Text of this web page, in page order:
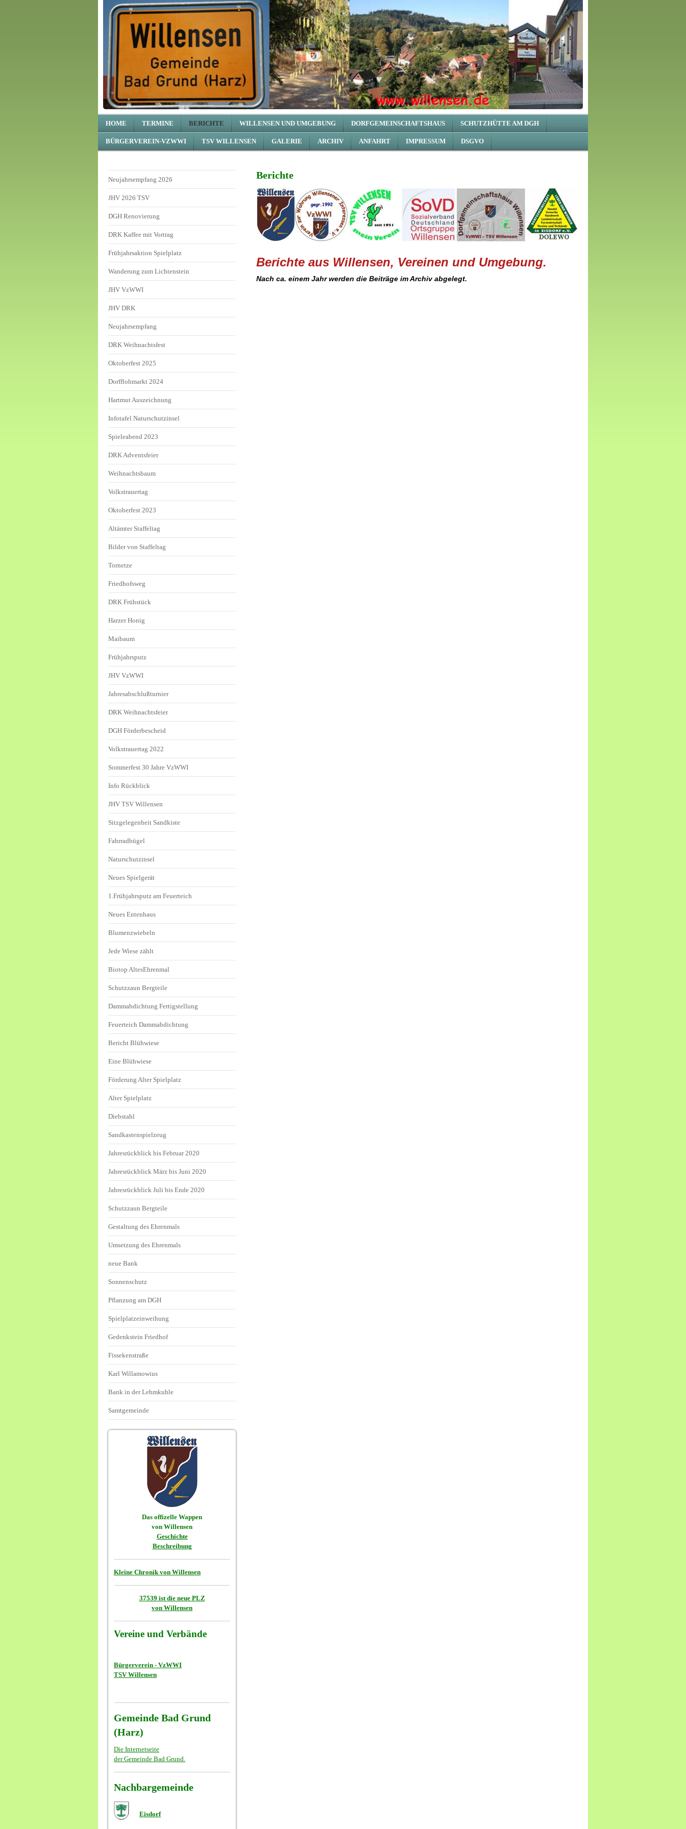
HOME TERMINE BERICHTE WILLENSEN UND UMGEBUNG DORFGEMEINSCHAFTSHAUS SCHUTZHÜTTE AM DGH
BÜRGERVEREIN-VZWWI TSV WILLENSEN GALERIE ARCHIV ANFAHRT IMPRESSUM DSGVO
Neujahrsempfang 2026
JHV 2026 TSV
DGH Renovierung
DRK Kaffee mit Vortrag
Frühjahrsaktion Spielplatz
Wanderung zum Lichtenstein
JHV VzWWI
JHV DRK
Neujahrsempfang
DRK Weihnachtsfest
Oktoberfest 2025
Dorfflohmarkt 2024
Hartmut Auszeichnung
Infotafel Naturschutzinsel
Spieleabend 2023
DRK Adventsfeier
Weihnachtsbaum
Volkstrauertag
Oktoberfest 2023
Altämter Staffeltag
Bilder von Staffeltag
Tornetze
Friedhofsweg
DRK Frühstück
Harzer Honig
Maibaum
Frühjahrsputz
JHV VzWWI
Jahresabschlußturnier
DRK Weihnachtsfeier
DGH Förderbescheid
Volkstrauertag 2022
Sommerfest 30 Jahre VzWWI
Info Rückblick
JHV TSV Willensen
Sitzgelegenheit Sandkiste
Fahrradbügel
Naturschutzinsel
Neues Spielgerät
1.Frühjahrsputz am Feuerteich
Neues Entenhaus
Blumenzwiebeln
Jede Wiese zählt
Biotop AltesEhrenmal
Schutzzaun Bergteile
Dammabdichtung Fertigstellung
Feuerteich Dammabdichtung
Bericht Blühwiese
Eine Blühwiese
Förderung Alter Spielplatz
Alter Spielplatz
Diebstahl
Sandkastenspielzeug
Jahresrückblick bis Februar 2020
Jahresrückblick März bis Juni 2020
Jahresrückblick Juli bis Ende 2020
Schutzzaun Bergteile
Gestaltung des Ehrenmals
Umsetzung des Ehrenmals
neue Bank
Sonnenschutz
Pflanzung am DGH
Spielplatzeinweihung
Gedenkstein Friedhof
Fissekenstraße
Karl Willamowius
Bank in der Lehmkuhle
Samtgemeinde
Das offizelle Wappen
von Willensen
Geschichte
Beschreibung
Kleine Chronik von Willensen
37539 ist die neue PLZ
von Willensen
Vereine und Verbände
Bürgerverein - VzWWI
TSV Willensen
Gemeinde Bad Grund
(Harz)
Die Internetseite
der Gemeinde Bad Grund.
Nachbargemeinde
Eisdorf
Berichte
Berichte aus Willensen, Vereinen und Umgebung.
Nach ca. einem Jahr werden die Beiträge im Archiv abgelegt.